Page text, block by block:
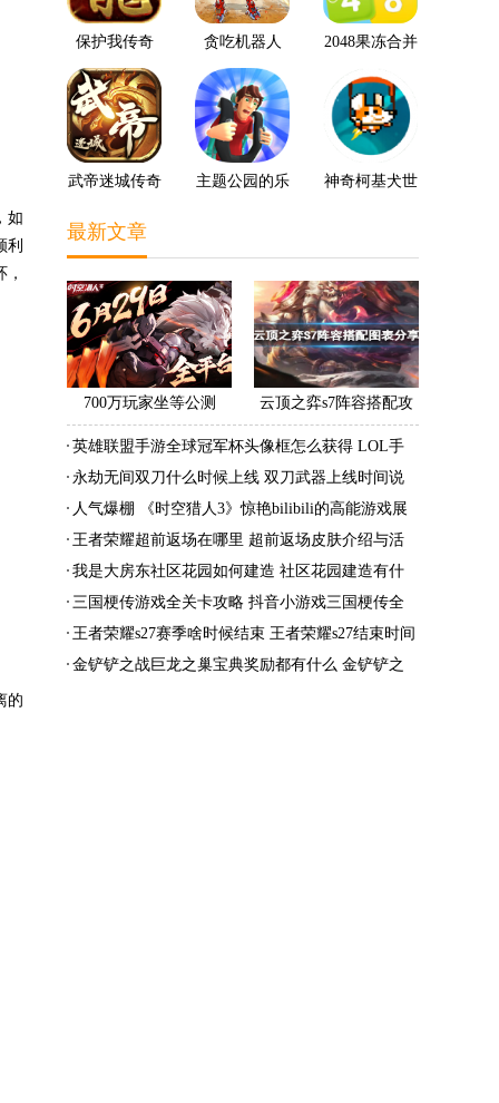
如
利
的
保护我传奇 贪吃机器人 2048果冻合并
武帝迷城传奇
主题公园的乐
神奇柯基犬世
最新文章
700万玩家坐等公测
《时空猎人3》老玩家加
云顶之弈s7阵容搭配攻
略 s7最强阵容搭配组成
大全最新
英雄联盟手游全球冠军杯头像框怎么获得 LOL手
游2022全球冠军杯头像框领取活动
永劫无间双刀什么时候上线 双刀武器上线时间说
明与分享
人气爆棚 《时空猎人3》惊艳bilibili的高能游戏展
发布会
王者荣耀超前返场在哪里 超前返场皮肤介绍与活
动一览
我是大房东社区花园如何建造 社区花园建造有什
么条件
三国梗传游戏全关卡攻略 抖音小游戏三国梗传全
结局一览
王者荣耀s27赛季啥时候结束 王者荣耀s27结束时间
金铲铲之战巨龙之巢宝典奖励都有什么 金铲铲之